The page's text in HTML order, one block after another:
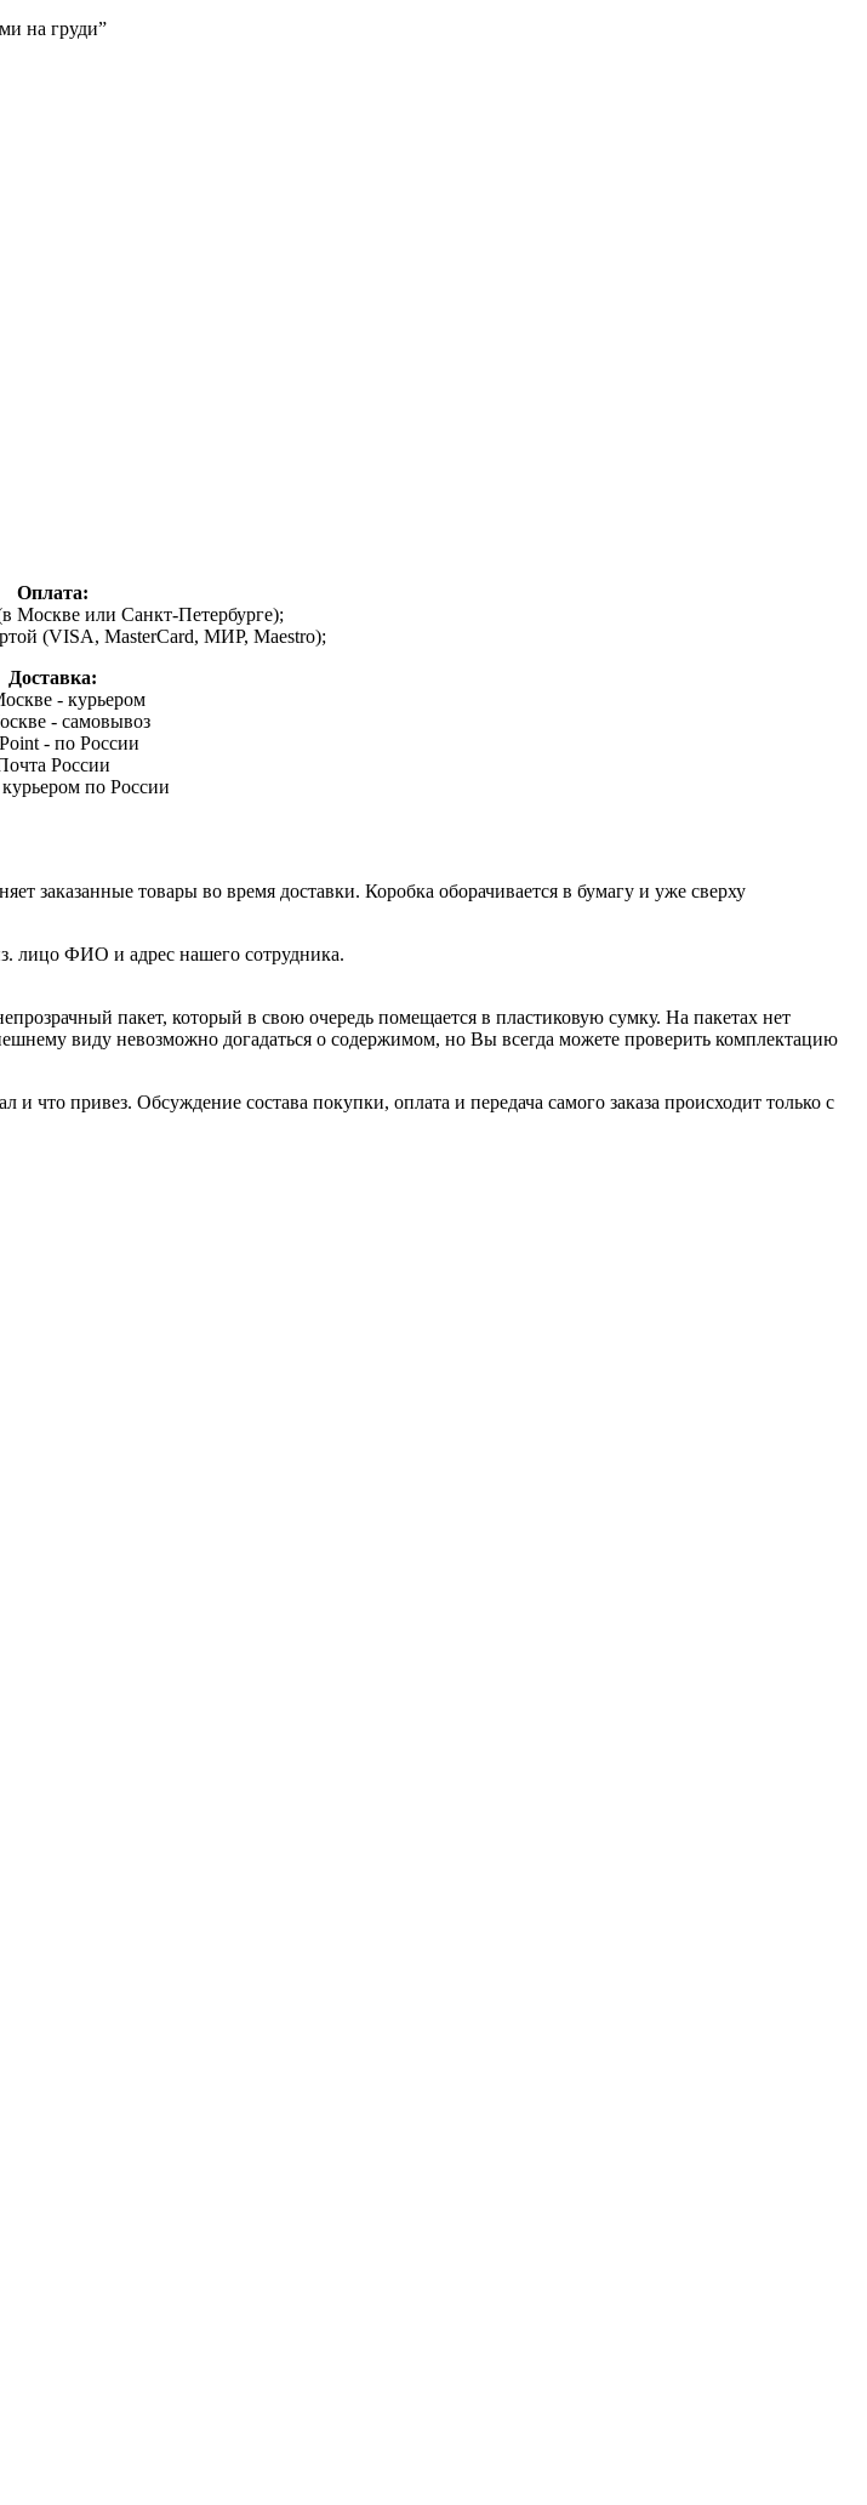
на груди”
Оплата:
Москве или Санкт-Петербурге);
(VISA, MasterCard, МИР, Maestro);
Доставка:
- курьером
- самовывоз
- по России
России
по России
заказанные товары во время доставки. Коробка оборачивается в бумагу и уже сверху
лицо ФИО и адрес нашего сотрудника.
пакет, который в свою очередь помещается в пластиковую сумку. На пакетах нет
виду невозможно догадаться о содержимом, но Вы всегда можете проверить комплектацию
что привез. Обсуждение состава покупки, оплата и передача самого заказа происходит только с